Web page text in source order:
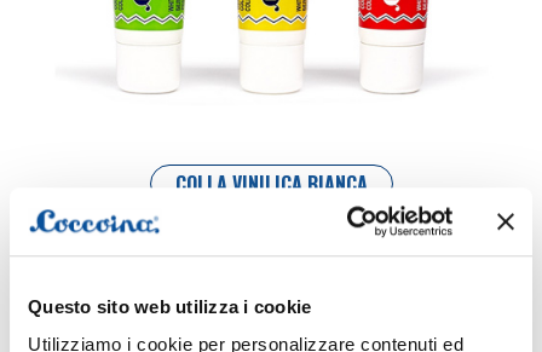
Questo sito web utilizza i cookie
Utilizziamo i cookie per personalizzare contenuti ed
COLLA VINILICA BIANCA